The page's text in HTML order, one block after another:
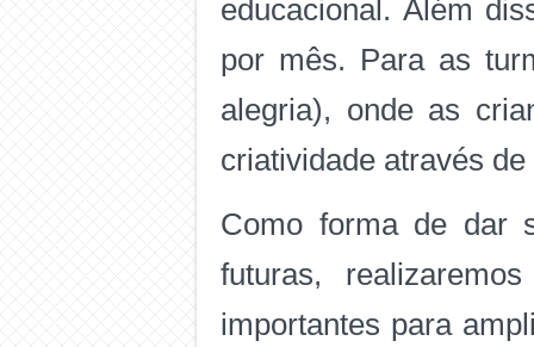
educacional. Além
por mês. Para as
alegria), onde as
criatividade através
Como forma de dar
futuras,
importantes para